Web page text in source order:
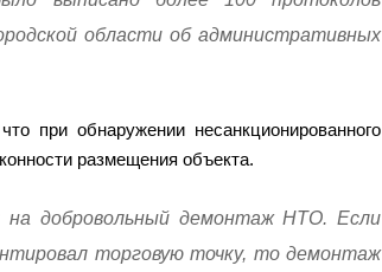
области об административных
при обнаружении несанкционированного
размещения объекта.
на добровольный демонтаж НТО. Если
торговую точку, то демонтаж